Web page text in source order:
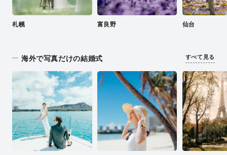
札幌 富良野 仙台
海外で写真だけの結婚式 すべて見る